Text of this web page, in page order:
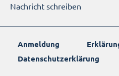
Nachricht schreiben
Anmeldung
Datenschutzerklärung